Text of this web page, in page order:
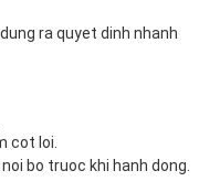
ra quyet dinh nhanh
cot loi.
bo truoc khi hanh dong.